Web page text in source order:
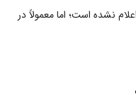
نشده است؛ اما معمولاً در